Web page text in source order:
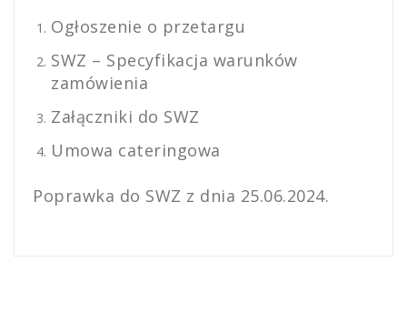
Ogłoszenie o przetargu
SWZ – Specyfikacja warunków
zamówienia
Załączniki do SWZ
Umowa cateringowa
Poprawka do SWZ z dnia 25.06.2024.